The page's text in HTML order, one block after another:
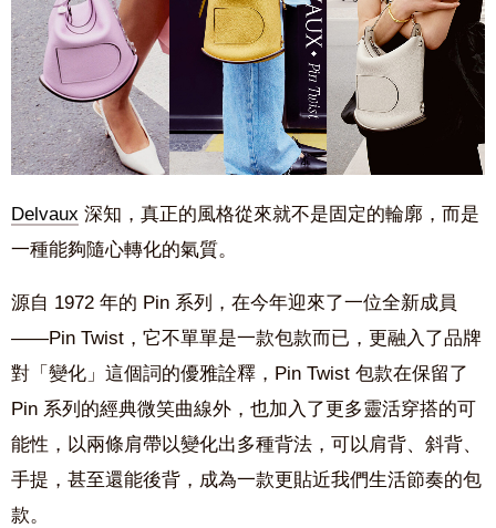
Delvaux 深知，真正的風格從來就不是固定的輪廓，而是
一種能夠隨心轉化的氣質。
源自 1972 年的 Pin 系列，在今年迎來了一位全新成員
——Pin Twist，它不單單是一款包款而已，更融入了品牌
對「變化」這個詞的優雅詮釋，Pin Twist 包款在保留了
Pin 系列的經典微笑曲線外，也加入了更多靈活穿搭的可
能性，以兩條肩帶以變化出多種背法，可以肩背、斜背、
手提，甚至還能後背，成為一款更貼近我們生活節奏的包
款。